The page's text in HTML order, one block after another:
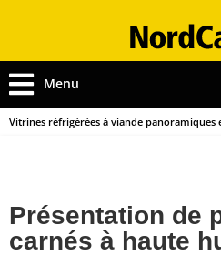
Menu
Vitrines réfrigérées à viande panoramiques
Présentation de
carnés à haute